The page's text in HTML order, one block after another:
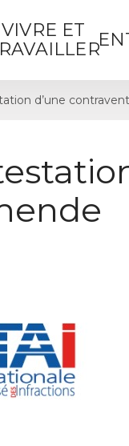
VIVRE ET
d’une